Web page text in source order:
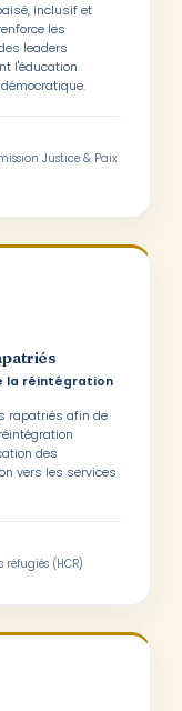
inclusif et
les
leaders
l'éducation
Justice & Paix
la réintégration
rapatriés afin de
des
vers les services
(HCR)